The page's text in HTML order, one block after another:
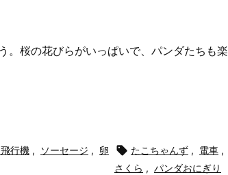
。桜の花びらがいっぱいで、パンダたちも楽
行機 , ソーセージ , 卵  たこちゃんず , 電車 ,
さくら , パンダおにぎり